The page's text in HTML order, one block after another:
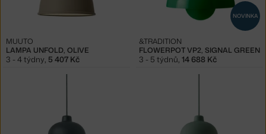
LAMPA UNFOLD, OLIVE
MUUTO
3 - 4 týdny, 5 407 Kč
NOVINKA
FLOWERPOT VP2, SIGNAL GREEN
&TRADITION
3 - 5 týdnů, 14 688 Kč